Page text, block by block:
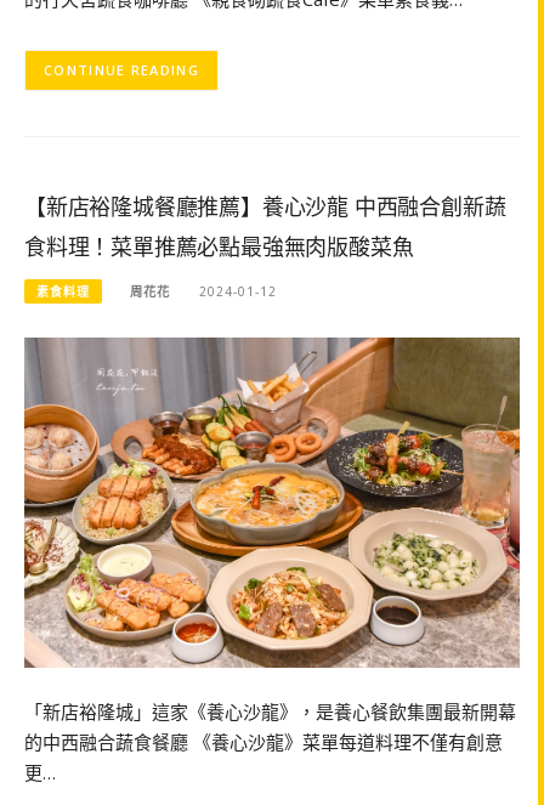
CONTINUE READING
【新店裕隆城餐廳推薦】養心沙龍 中西融合創新蔬
食料理！菜單推薦必點最強無肉版酸菜魚
素食料理 周花花 2024-01-12
「新店裕隆城」這家《養心沙龍》，是養心餐飲集團最新開幕
的中西融合蔬食餐廳 《養心沙龍》菜單每道料理不僅有創意
更…